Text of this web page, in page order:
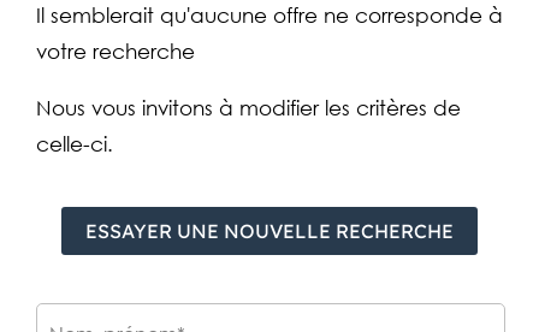
Il semblerait qu'aucune offre ne corresponde à
votre recherche
Nous vous invitons à modifier les critères de
celle-ci.
ESSAYER UNE NOUVELLE RECHERCHE